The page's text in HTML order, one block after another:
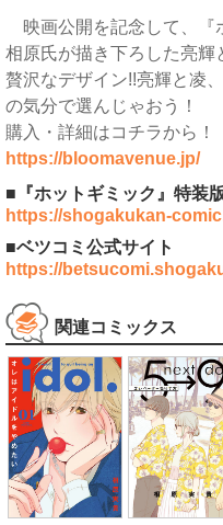
映画公開を記念して、『
相原氏が描き下ろした亮輝
贅沢なデザイン!!亮輝と凌
の気分で選んじゃおう！
購入・詳細はコチラから！
https://bloomavenue.jp/
■『ホットギミック』特装
https://shogakukan-
■ベツコミ公式サイト
https://
関連コミックス